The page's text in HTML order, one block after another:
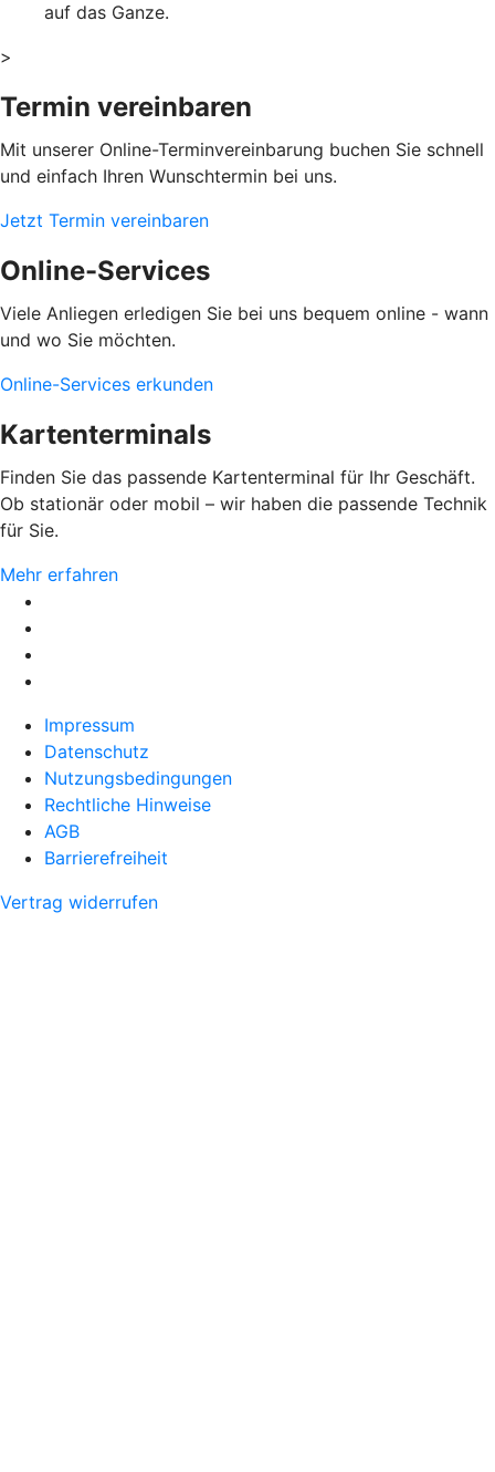
auf das Ganze.
>
Termin vereinbaren
Mit unserer Online-Terminvereinbarung buchen Sie schnell
und einfach Ihren Wunschtermin bei uns.
Jetzt Termin vereinbaren
Online-Services
Viele Anliegen erledigen Sie bei uns bequem online - wann
und wo Sie möchten.
Online-Services erkunden
Kartenterminals
Finden Sie das passende Kartenterminal für Ihr Geschäft.
Ob stationär oder mobil – wir haben die passende Technik
für Sie.
Mehr erfahren
Impressum
Datenschutz
Nutzungsbedingungen
Rechtliche Hinweise
AGB
Barrierefreiheit
Vertrag widerrufen